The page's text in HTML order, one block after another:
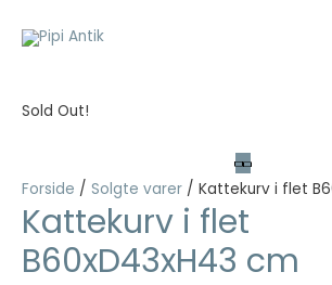
Sold Out!
Forside / Solgte varer / Kattekurv i flet
Kattekurv i flet
B60xD43xH43 cm